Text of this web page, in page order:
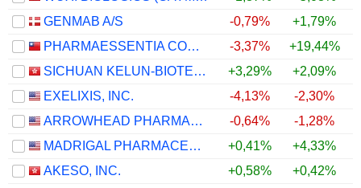
GENMAB A/S
-0,79% +1,79%
PHARMAESSENTIA CORPORATION
-3,37% +19,44%
SICHUAN KELUN-BIOTECH BIOPHARMACEUTICAL CO., LTD.
+3,29% +2,09%
EXELIXIS, INC.
-4,13% -2,30%
ARROWHEAD PHARMACEUTICALS, INC.
-0,64% -1,28%
MADRIGAL PHARMACEUTICALS, INC.
+0,41% +4,33%
AKESO, INC.
+0,58% +0,42%